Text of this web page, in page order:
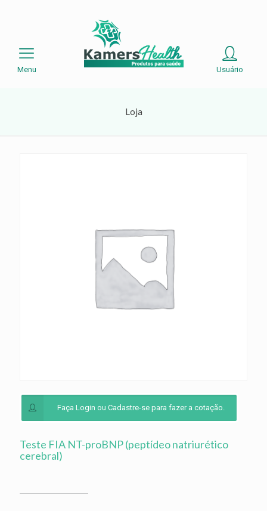
Menu Usuário
Loja
Faça Login ou Cadastre-se para fazer a cotação.
Teste FIA NT-proBNP (peptídeo natriurético
cerebral)